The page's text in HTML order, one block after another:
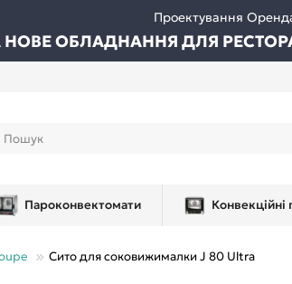
Проектування
НОВЕ ОБЛАДНАННЯ ДЛЯ
Пароконвектомати Конвекційні
Сито для соковижималки J 80 Ultra